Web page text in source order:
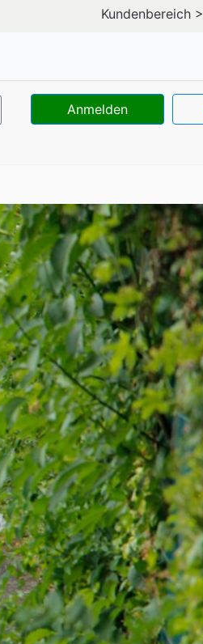
Kundenbereich >
Anmelden